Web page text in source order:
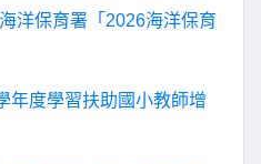
洋保育署「2026海洋保育
年度學習扶助國小教師增